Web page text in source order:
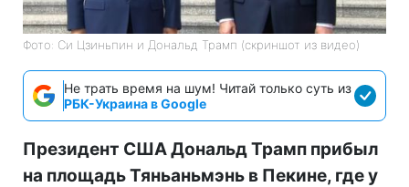
Фото: Си Цзиньпин и Дональд Трамп (скриншот из видео)
Не трать время на шум! Читай только суть из
РБК-Украина в Google
Президент США Дональд Трамп прибыл
на площадь Тяньаньмэнь в Пекине, где у